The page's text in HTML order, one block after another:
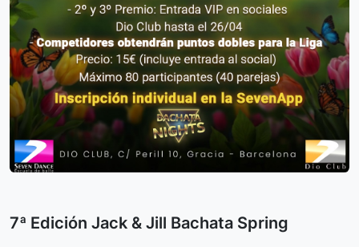
7ª Edición Jack & Jill Bachata Spring